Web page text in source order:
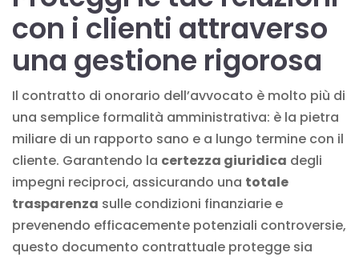
con i clienti attraverso
una gestione rigorosa
Il contratto di onorario dell’avvocato è molto più di
una semplice formalità amministrativa: è la pietra
miliare di un rapporto sano e a lungo termine con il
cliente. Garantendo la certezza giuridica degli
impegni reciproci, assicurando una totale
trasparenza sulle condizioni finanziarie e
prevenendo efficacemente potenziali controversie,
questo documento contrattuale protegge sia